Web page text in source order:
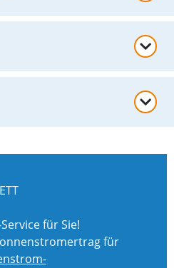
für Sie!
für